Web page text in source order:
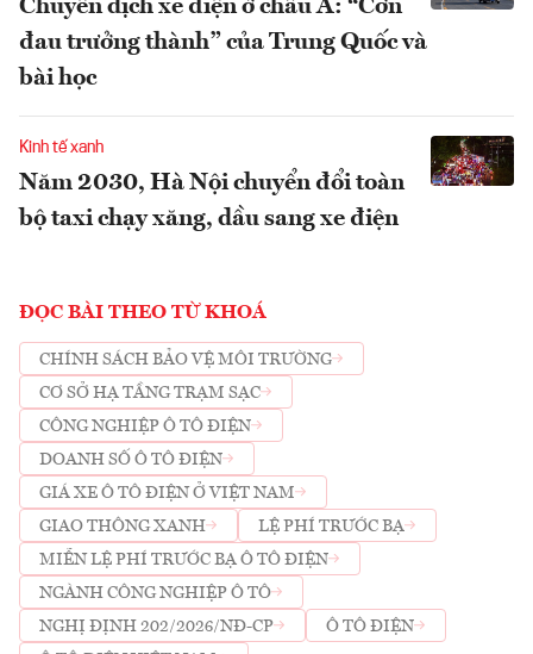
Chuyển dịch xe điện ở châu Á: “Cơn
đau trưởng thành” của Trung Quốc và
bài học
Kinh tế xanh
Năm 2030, Hà Nội chuyển đổi toàn
bộ taxi chạy xăng, dầu sang xe điện
ĐỌC BÀI THEO TỪ KHOÁ
CHÍNH SÁCH BẢO VỆ MÔI TRƯỜNG
CƠ SỞ HẠ TẦNG TRẠM SẠC
CÔNG NGHIỆP Ô TÔ ĐIỆN
DOANH SỐ Ô TÔ ĐIỆN
GIÁ XE Ô TÔ ĐIỆN Ở VIỆT NAM
GIAO THÔNG XANH
LỆ PHÍ TRƯỚC BẠ
MIỄN LỆ PHÍ TRƯỚC BẠ Ô TÔ ĐIỆN
NGÀNH CÔNG NGHIỆP Ô TÔ
NGHỊ ĐỊNH 202/2026/NĐ-CP
Ô TÔ ĐIỆN